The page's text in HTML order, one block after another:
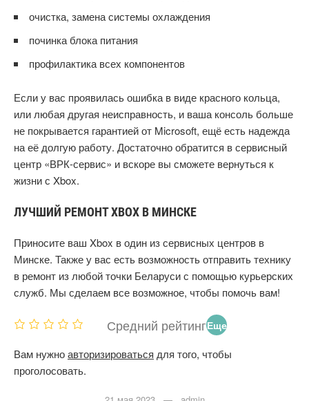
очистка, замена системы охлаждения
починка блока питания
профилактика всех компонентов
Если у вас проявилась ошибка в виде красного кольца,
или любая другая неисправность, и ваша консоль больше
не покрывается гарантией от Microsoft, ещё есть надежда
на её долгую работу. Достаточно обратится в сервисный
центр «ВРК-сервис» и вскоре вы сможете вернуться к
жизни с Xbox.
ЛУЧШИЙ РЕМОНТ XBOX В МИНСКЕ
Приносите ваш Xbox в один из сервисных центров в
Минске. Также у вас есть возможность отправить технику
в ремонт из любой точки Беларуси с помощью курьерских
служб. Мы сделаем все возможное, чтобы помочь вам!
Средний рейтингЕще
Вам нужноавторизироваться для того, чтобы
проголосовать.